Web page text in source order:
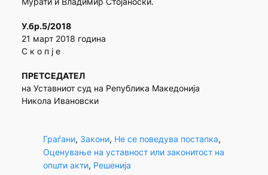
У.бр.5/2018
21 март 2018 година
С к о п ј е
ПРЕТСЕДАТЕЛ
на Уставниот суд на Република Македонија
Никола Ивановски
Граѓани, Закони, Не се поведува постапка
Оценување на уставност или законитост на
општи акти, Решенија